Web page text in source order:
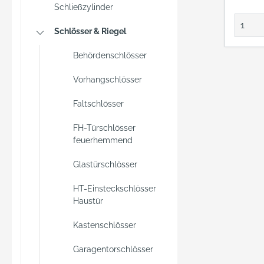
Schließzylinder
Schlösser & Riegel
Behördenschlösser
Vorhangschlösser
Faltschlösser
FH-Türschlösser
feuerhemmend
Glastürschlösser
HT-Einsteckschlösser
Haustür
Kastenschlösser
Garagentorschlösser
sein,
sich